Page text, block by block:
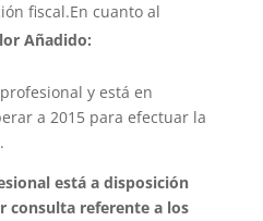
fiscal.En cuanto al
Añadido:
y está en
a 2015 para efectuar la
está a disposición
consulta referente a los